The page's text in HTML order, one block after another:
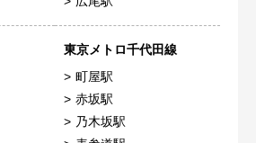
東京メトロ千代田線
町屋駅
赤坂駅
乃木坂駅